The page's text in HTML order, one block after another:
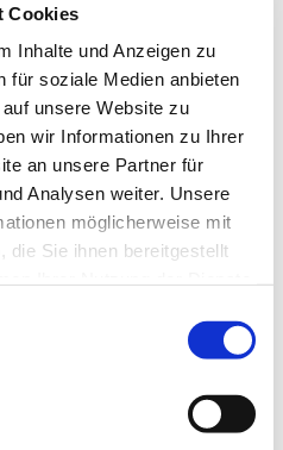
Cookies
Inhalte und Anzeigen zu
für soziale Medien anbieten
unsere Website zu
wir Informationen zu Ihrer
an unsere Partner für
Analysen weiter. Unsere
möglicherweise mit
die Sie ihnen bereitgestellt
© Claudia Hautumm / pixelio.de
2027, 15:15 - 15:45